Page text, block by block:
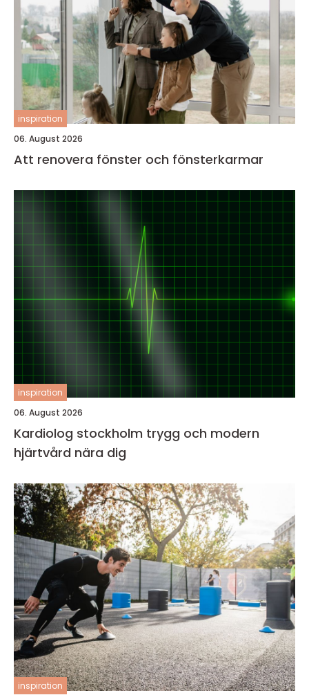
inspiration
06. August 2026
Att renovera fönster och fönsterkarmar
inspiration
06. August 2026
Kardiolog stockholm trygg och modern
hjärtvård nära dig
inspiration